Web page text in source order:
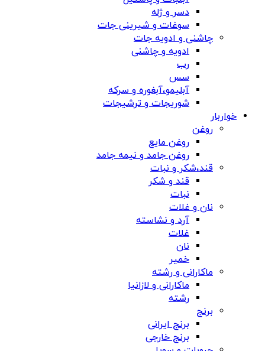
دسر و ژله
سوغات و شیرینی جات
چاشنی و ادویه جات
ادویه و چاشنی
رب
سس
آبلیمو،آبغوره و سرکه
شوریجات و ترشیجات
خواربار
روغن
روغن مایع
روغن جامد و نیمه جامد
قند،شکر و نبات
قند و شکر
نبات
نان و غلات
آرد و نشاسته
غلات
نان
خمیر
ماکارانی و رشته
ماکارانی و لازانیا
رشته
برنج
برنج ایرانی
برنج خارجی